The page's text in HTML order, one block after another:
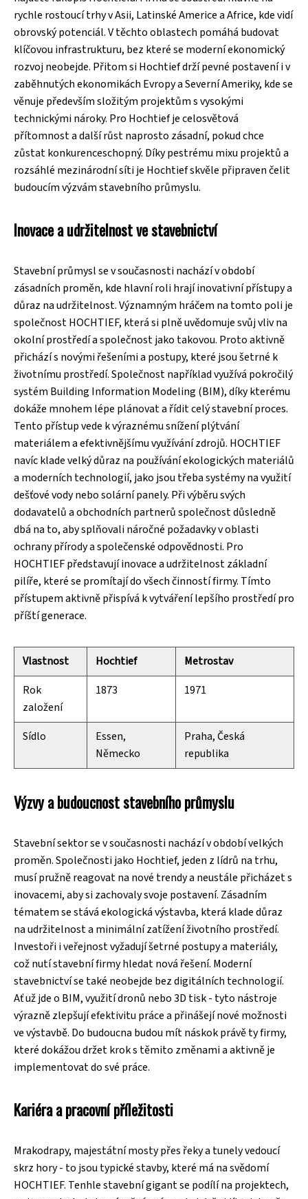
rychle rostoucí trhy v Asii, Latinské Americe a Africe, kde vidí
obrovský potenciál. V těchto oblastech pomáhá budovat
klíčovou infrastrukturu, bez které se moderní ekonomický
rozvoj neobejde. Přitom si Hochtief drží pevné postavení i v
zaběhnutých ekonomikách Evropy a Severní Ameriky, kde se
věnuje především složitým projektům s vysokými
technickými nároky. Pro Hochtief je celosvětová
přítomnost a další růst naprosto zásadní, pokud chce
zůstat konkurenceschopný. Díky pestrému mixu projektů a
rozsáhlé mezinárodní síti je Hochtief skvěle připraven čelit
budoucím výzvám stavebního průmyslu.
Inovace a udržitelnost ve stavebnictví
Stavební průmysl se v současnosti nachází v období
zásadních proměn, kde hlavní roli hrají inovativní přístupy a
důraz na udržitelnost. Významným hráčem na tomto poli je
společnost HOCHTIEF, která si plně uvědomuje svůj vliv na
okolní prostředí a společnost jako takovou. Proto aktivně
přichází s novými řešeními a postupy, které jsou šetrné k
životnímu prostředí. Společnost například využívá pokročilý
systém Building Information Modeling (BIM), díky kterému
dokáže mnohem lépe plánovat a řídit celý stavební proces.
Tento přístup vede k výraznému snížení plýtvání
materiálem a efektivnějšímu využívání zdrojů. HOCHTIEF
navíc klade velký důraz na používání ekologických materiálů
a moderních technologií, jako jsou třeba systémy na využití
dešťové vody nebo solární panely. Při výběru svých
dodavatelů a obchodních partnerů společnost důsledně
dbá na to, aby splňovali náročné požadavky v oblasti
ochrany přírody a společenské odpovědnosti. Pro
HOCHTIEF představují inovace a udržitelnost základní
pilíře, které se promítají do všech činností firmy. Tímto
přístupem aktivně přispívá k vytváření lepšího prostředí pro
příští generace.
Vlastnost Hochtief
Metrostav
Rok
založení
1873 1971
Sídlo
Essen,
Německo
Praha, Česká
republika
Výzvy a budoucnost stavebního průmyslu
Stavební sektor se v současnosti nachází v období velkých
proměn. Společnosti jako Hochtief, jeden z lídrů na trhu,
musí pružně reagovat na nové trendy a neustále přicházet s
inovacemi, aby si zachovaly svoje postavení. Zásadním
tématem se stává ekologická výstavba, která klade důraz
na udržitelnost a minimální zatížení životního prostředí.
Investoři i veřejnost vyžadují šetrné postupy a materiály,
což nutí stavební firmy hledat nová řešení. Moderní
stavebnictví se také neobejde bez digitálních technologií.
Ať už jde o BIM, využití dronů nebo 3D tisk - tyto nástroje
výrazně zlepšují efektivitu práce a přinášejí nové možnosti
ve výstavbě. Do budoucna budou mít náskok právě ty firmy,
které dokážou držet krok s těmito změnami a aktivně je
implementovat do své práce.
Kariéra a pracovní příležitosti
Mrakodrapy, majestátní mosty přes řeky a tunely vedoucí
skrz hory - to jsou typické stavby, které má na svědomí
HOCHTIEF. Tenhle stavební gigant se podílí na projektech,